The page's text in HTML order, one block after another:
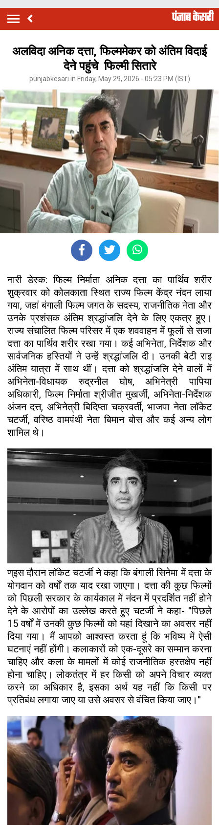
अलविदा अनिक दत्ता, फिल्ममेकर को अंतिम विदाई
देने पहुंचे फिल्मी सितारे
punjabkesari.in Friday, May 29, 2026 - 05:23 PM (IST)
नारी डेस्क: फिल्म निर्माता अनिक दत्ता का पार्थिव शरीर
शुक्रवार को कोलकाता स्थित राज्य फिल्म केंद्र नंदन लाया
गया, जहां बंगाली फिल्म जगत के सदस्य, राजनीतिक नेता और
उनके प्रशंसक अंतिम श्रद्धांजलि देने के लिए एकत्र हुए।
राज्य संचालित फिल्म परिसर में एक शववाहन में फूलों से सजा
दत्ता का पार्थिव शरीर रखा गया। कई अभिनेता, निर्देशक और
सार्वजनिक हस्तियों ने उन्हें श्रद्धांजलि दी। उनकी बेटी राइ
अंतिम यात्रा में साथ थीं। दत्ता को श्रद्धांजलि देने वालों में
अभिनेता-विधायक रुद्रनील घोष, अभिनेत्री पापिया
अधिकारी, फिल्म निर्माता श्रीजीत मुखर्जी, अभिनेता-निर्देशक
अंजन दत्त, अभिनेत्री बिदिप्ता चक्रवर्ती, भाजपा नेता लॉकेट
चटर्जी, वरिष्ठ वामपंथी नेता बिमान बोस और कई अन्य लोग
शामिल थे।
ण्इस दौरान लॉकेट चटर्जी ने कहा कि बंगाली सिनेमा में दत्ता के
योगदान को वर्षों तक याद रखा जाएगा। दत्ता की कुछ फिल्मों
को पिछली सरकार के कार्यकाल में नंदन में प्रदर्शित नहीं होने
देने के आरोपों का उल्लेख करते हुए चटर्जी ने कहा- ''पिछले
15 वर्षों में उनकी कुछ फिल्मों को यहां दिखाने का अवसर नहीं
दिया गया। मैं आपको आश्वस्त करता हूं कि भविष्य में ऐसी
घटनाएं नहीं होंगी। कलाकारों को एक-दूसरे का सम्मान करना
चाहिए और कला के मामलों में कोई राजनीतिक हस्तक्षेप नहीं
होना चाहिए। लोकतंत्र में हर किसी को अपने विचार व्यक्त
करने का अधिकार है, इसका अर्थ यह नहीं कि किसी पर
प्रतिबंध लगाया जाए या उसे अवसर से वंचित किया जाए।''